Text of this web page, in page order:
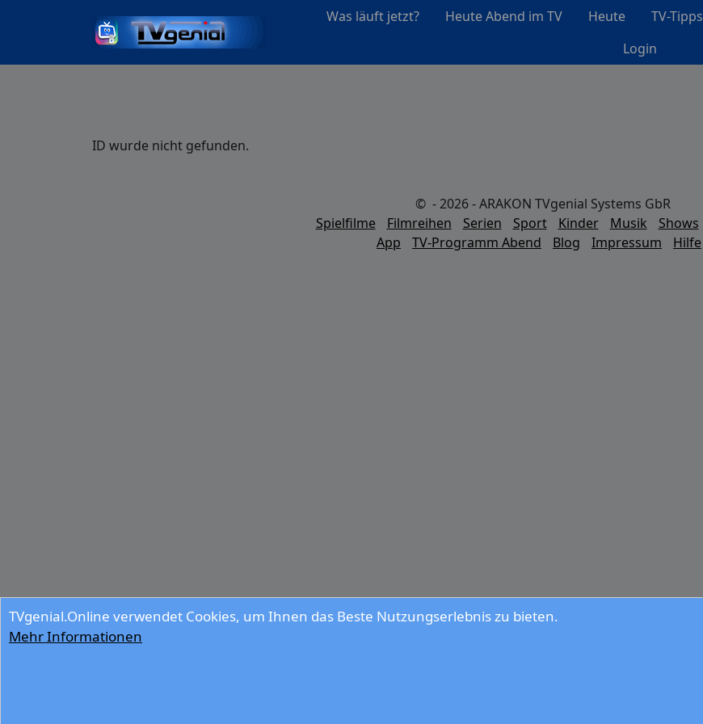
Was läuft jetzt? Heute Abend im TV Heute TV-Tipps
Login
TVgenial.Online verwendet Cookies, um Ihnen das Beste Nutzungserlebnis zu bieten.
Mehr Informationen
ID wurde nicht gefunden.
© - 2026 - ARAKON TVgenial Systems GbR
Spielfilme
Filmreihen Serien Sport Kinder Musik Shows
App
TV-Programm Abend Blog Impressum Hilfe